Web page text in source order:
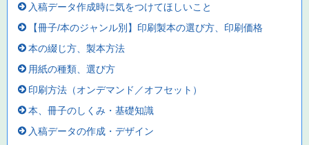
入稿データ作成時に気をつけてほしいこと
【冊子/本のジャンル別】印刷製本の選び方、印刷価格
本の綴じ方、製本方法
用紙の種類、選び方
印刷方法（オンデマンド／オフセット）
本、冊子のしくみ・基礎知識
入稿データの作成・デザイン